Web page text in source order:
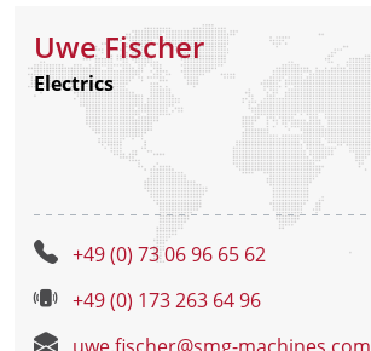
Uwe Fischer
Electrics
+49 (0) 73 06 96 65 62
+49 (0) 173 263 64 96